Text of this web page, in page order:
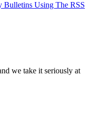
Bulletins Using The RSS
we take it seriously at